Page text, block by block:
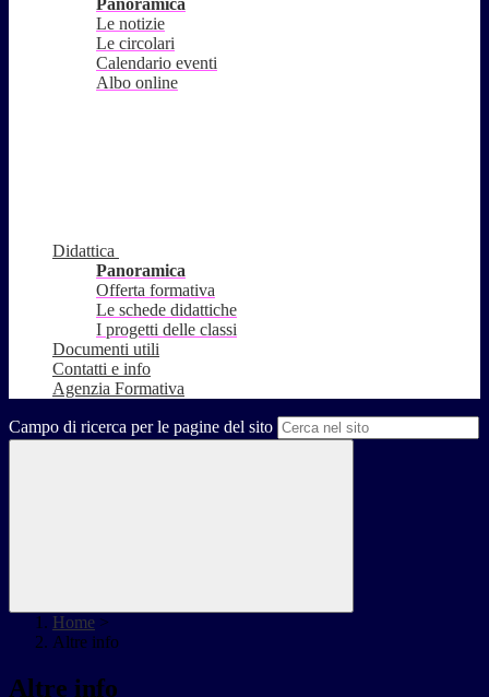
Panoramica
Le notizie
Le circolari
Calendario eventi
Albo online
Didattica
Panoramica
Offerta formativa
Le schede didattiche
I progetti delle classi
Documenti utili
Contatti e info
Agenzia Formativa
Campo di ricerca per le pagine del sito
Home >
Altre info
Altre info